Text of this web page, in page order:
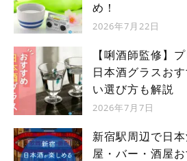
め！
2026年7月22日
【唎酒師監修】
日本酒グラスお
い選び方も解説
2026年7月7日
新宿駅周辺で日
屋・バー・酒屋